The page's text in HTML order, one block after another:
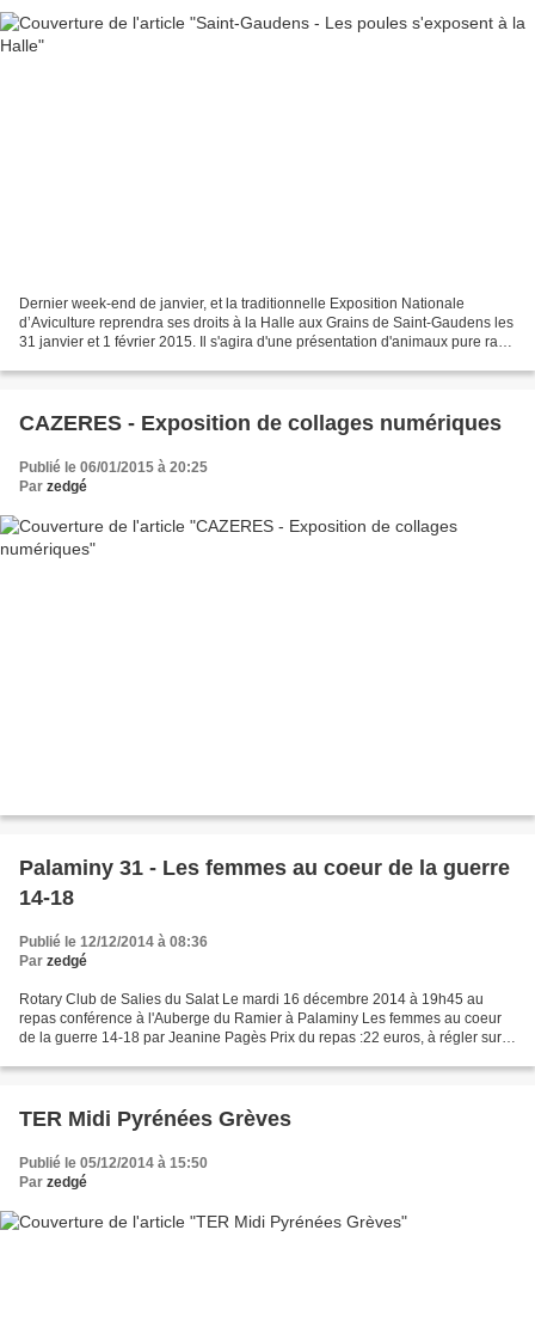
Dernier week-end de janvier, et la traditionnelle Exposition Nationale
d’Aviculture reprendra ses droits à la Halle aux Grains de Saint-Gaudens les
31 janvier et 1 février 2015. Il s'agira d'une présentation d'animaux pure race
CAZERES - Exposition de collages numériques
Publié le 06/01/2015 à 20:25
Par zedgé
Palaminy 31 - Les femmes au coeur de la guerre
14-18
Publié le 12/12/2014 à 08:36
Par zedgé
Rotary Club de Salies du Salat Le mardi 16 décembre 2014 à 19h45 au
repas conférence à l'Auberge du Ramier à Palaminy Les femmes au coeur
de la guerre 14-18 par Jeanine Pagès Prix du repas :22 euros, à régler sur
TER Midi Pyrénées Grèves
Publié le 05/12/2014 à 15:50
Par zedgé